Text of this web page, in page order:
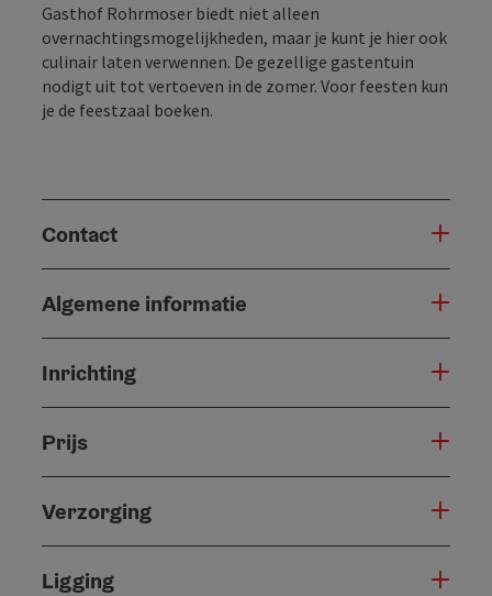
Gasthof Rohrmoser biedt niet alleen
overnachtingsmogelijkheden, maar je kunt je hier ook
culinair laten verwennen. De gezellige gastentuin
nodigt uit tot vertoeven in de zomer. Voor feesten kun
je de feestzaal boeken.
Contact
Algemene informatie
Inrichting
Prijs
Verzorging
Ligging